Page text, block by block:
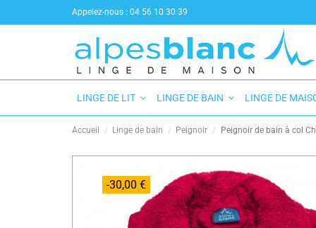
Appelez-nous : 04 56 10 30 39
LINGE DE LIT LINGE DE BAIN LINGE DE
Accueil Linge de bain Peignoir Peignoir de bain à col
-30,00 €